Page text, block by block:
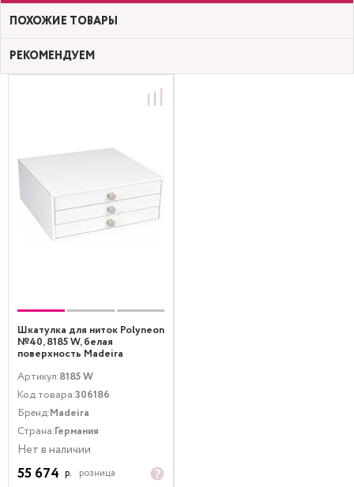
ПОХОЖИЕ ТОВАРЫ
РЕКОМЕНДУЕМ
Шкатулка для ниток Polyneon
№40, 8185 W, белая
поверхность Madeira
Артикул:8185 W
Код товара:306186
Бренд:Madeira
Страна:Германия
Нет в наличии
55 674 р. розница